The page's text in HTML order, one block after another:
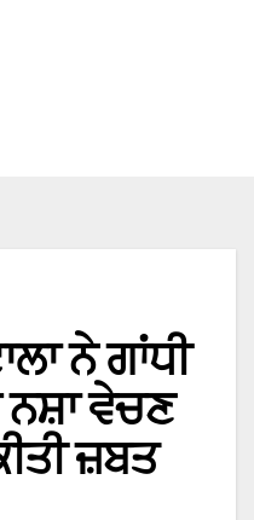
ਨੇ ਗਾਂਧੀ
ਨਸ਼ਾ ਵੇਚਣ
ਜ਼ਬਤ